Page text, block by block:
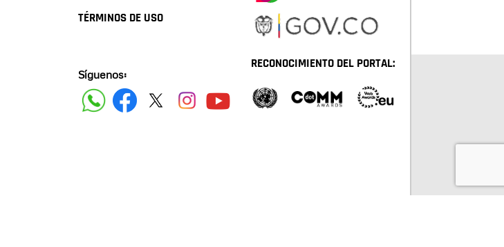
TÉRMINOS DE USO
Síguenos:
RECONOCIMIENTO DEL PORTAL: